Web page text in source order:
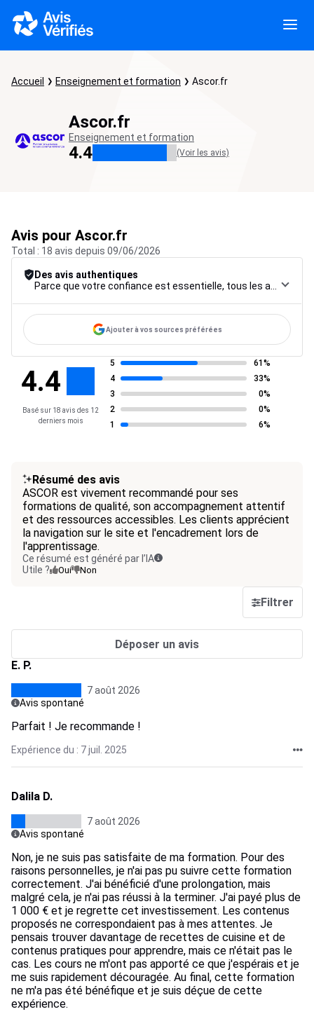
Accueil Enseignement et formation Ascor.fr
Ascor.fr
Enseignement et formation
4.4 (Voir les avis)
Avis pour Ascor.fr
Total : 18 avis depuis 09/06/2026
Des avis authentiques
Ajouter à vos sources préférées
4.4
Basé sur 18 avis des 12
derniers mois
5
61%
4
33%
3
0%
2
0%
1
6%
Résumé des avis
ASCOR est vivement recommandé pour ses
formations de qualité, son accompagnement attentif
et des ressources accessibles. Les clients apprécient
la navigation sur le site et l'encadrement lors de
l'apprentissage.
Ce résumé est généré par l’IA
Utile ?
Oui Non
Filtrer
Déposer un avis
E. P.
7 août 2026
Avis spontané
Parfait ! Je recommande !
Expérience du : 7 juil. 2025
Dalila D.
7 août 2026
Avis spontané
Non, je ne suis pas satisfaite de ma formation. Pour des
raisons personnelles, je n'ai pas pu suivre cette formation
correctement. J'ai bénéficié d'une prolongation, mais
malgré cela, je n'ai pas réussi à la terminer. J'ai payé plus de
1 000 € et je regrette cet investissement. Les contenus
proposés ne correspondaient pas à mes attentes. Je
pensais trouver davantage de recettes de cuisine et de
contenus pratiques pour apprendre, mais ce n'était pas le
cas. Les cours ne m'ont pas apporté ce que j'espérais et je
me suis rapidement découragée. Au final, cette formation
ne m'a pas été bénéfique et je suis déçue de cette
expérience.